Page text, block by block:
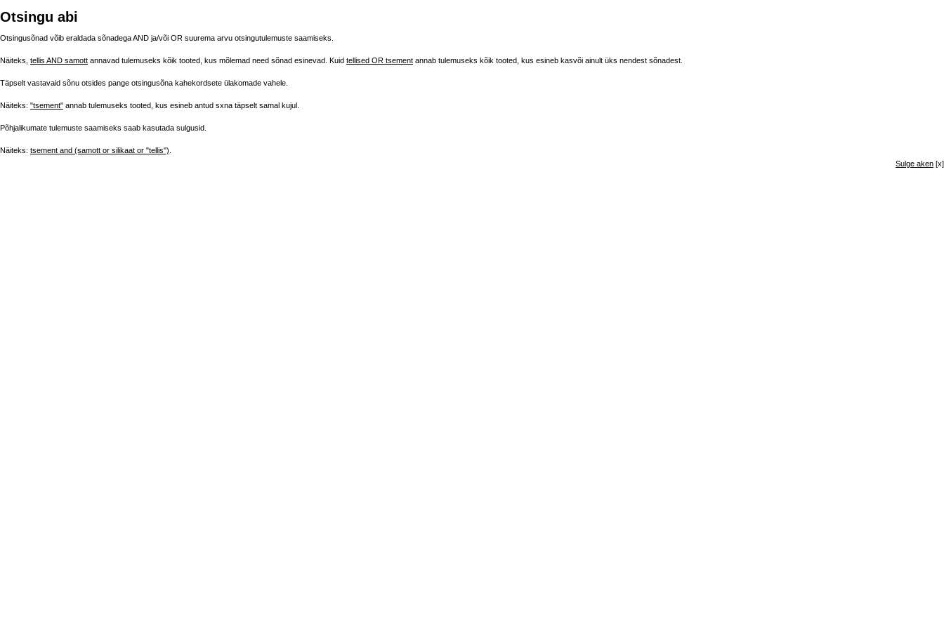
Otsingu abi
Otsingusõnad võib eraldada sõnadega AND ja/või OR suurema arvu otsingutulemuste saamiseks.
Näiteks, tellis AND samott annavad tulemuseks kõik tooted, kus mõlemad need sõnad esinevad. Kuid tellised OR tsement annab tulemuseks kõik tooted, kus esineb kasvõi ainult üks nendest sõnadest.
Täpselt vastavaid sõnu otsides pange otsingusõna kahekordsete ülakomade vahele.
Näiteks: "tsement" annab tulemuseks tooted, kus esineb antud sхna täpselt samal kujul.
Põhjalikumate tulemuste saamiseks saab kasutada sulgusid.
Näiteks: tsement and (samott or silikaat or "tellis")
Sulge aken [x]